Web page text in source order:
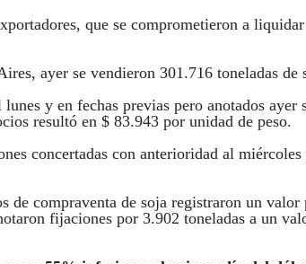
que se comprometieron a
ayer se vendieron 301.716 toneladas de
y en fechas previas pero anotados ayer
resultó en $ 83.943 por unidad de peso.
concertadas con anterioridad al
de compraventa de soja registraron un
fijaciones por 3.902 toneladas a un